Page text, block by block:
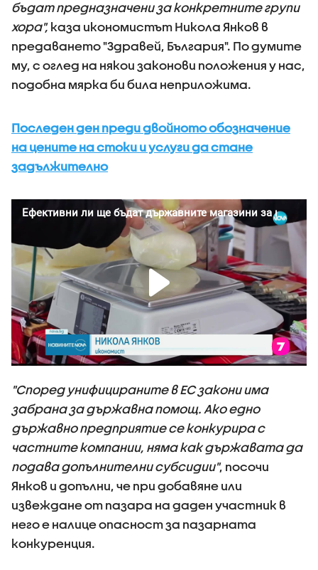
бъдат предназначени за конкретните групи
хора", каза икономистът Никола Янков в
предаването "Здравей, България". По думите
му, с оглед на някои законови положения у нас,
подобна мярка би била неприложима.
Последен ден преди двойното обозначение
на цените на стоки и услуги да стане
задължително
"Според унифицираните в ЕС закони има
забрана за държавна помощ. Ако едно
държавно предприятие се конкурира с
частните компании, няма как държавата да
подава допълнителни субсидии", посочи
Янков и допълни, че при добавяне или
извеждане от пазара на даден участник в
него е налице опасност за пазарната
конкуренция.